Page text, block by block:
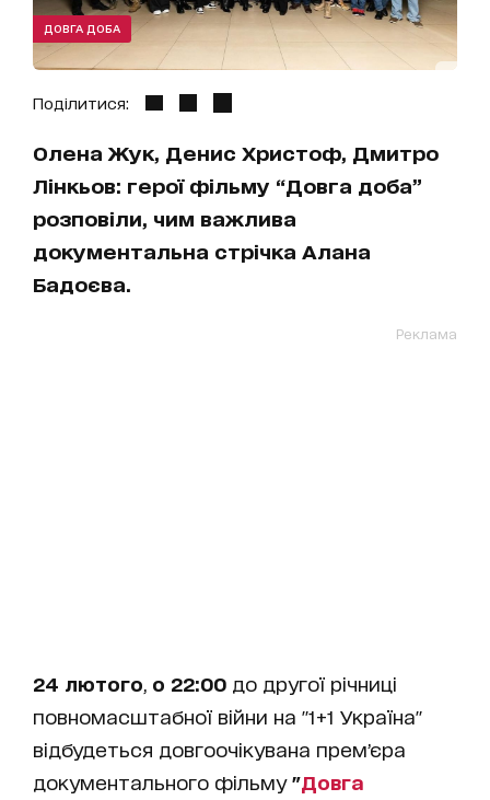
ДОВГА ДОБА
Поділитися:
Олена Жук, Денис Христоф, Дмитро
Лінкьов: герої фільму “Довга доба”
розповіли, чим важлива
документальна стрічка Алана
Бадоєва.
Реклама
24 лютого о 22:00 до другої річниці
повномасштабної війни на "1+1 Україна"
відбудеться довгоочікувана премʼєра
документального фільму "Довга